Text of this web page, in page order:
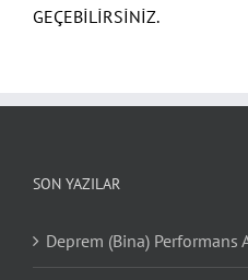
GEÇEBİLİRSİNİZ.
SON YAZILAR
Deprem (Bina) Performans